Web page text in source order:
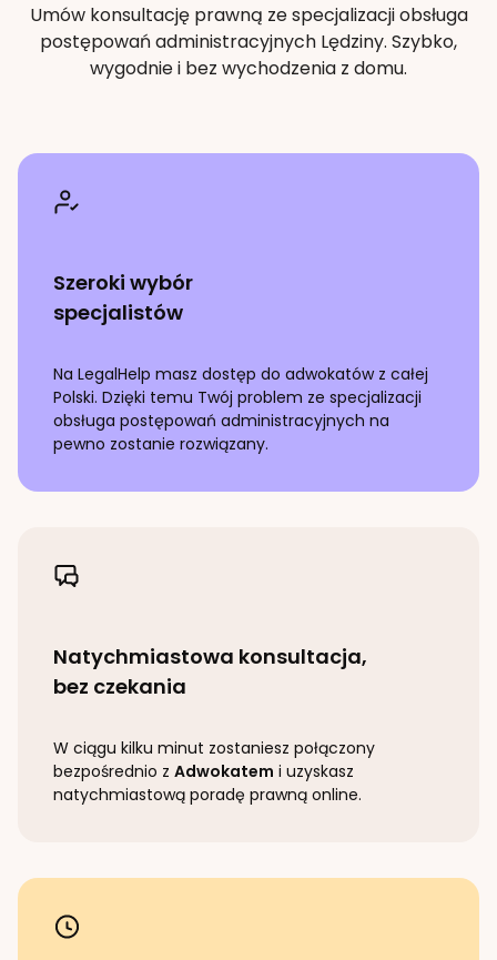
Umów konsultację prawną ze specjalizacjiobsługa
postępowań administracyjnych Lędziny. Szybko,
wygodnie i bez wychodzenia z domu.
Szeroki wybór
specjalistów
Na LegalHelp masz dostęp do adwokatów z całej
Polski. Dzięki temu Twój problem ze specjalizacji
obsługa postępowań administracyjnych na
pewno zostanie rozwiązany.
Natychmiastowa konsultacja,
bez czekania
W ciągu kilku minut zostaniesz połączony
bezpośrednio z Adwokatem i uzyskasz
natychmiastową poradę prawną online.